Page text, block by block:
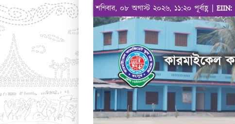
শনিবার, ০৮ অগাস্ট ২০২৬, ১১:২০ পূর্বাহ্ণ | EIIN:
কারমাইকেল